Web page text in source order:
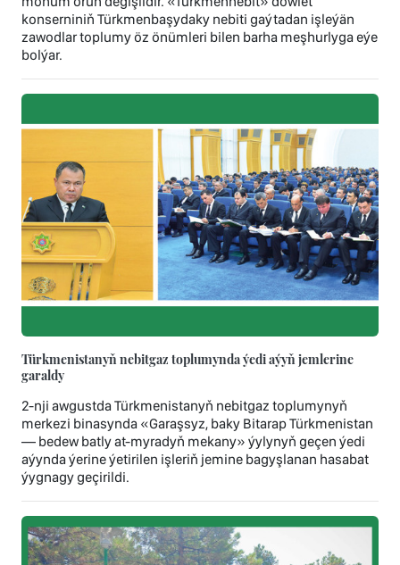
konserniniň Türkmenbaşydaky nebiti gaýtadan işleýän
zawodlar toplumy öz önümleri bilen barha meşhurlyga eýe
bolýar.
Türkmenistanyň nebitgaz toplumynda ýedi aýyň jemlerine
garaldy
2-nji awgustda Türkmenistanyň nebitgaz toplumynyň
merkezi binasynda «Garaşsyz, baky Bitarap Türkmenistan
— bedew batly at-myradyň mekany» ýylynyň geçen ýedi
aýynda ýerine ýetirilen işleriň jemine bagyşlanan hasabat
ýygnagy geçirildi.